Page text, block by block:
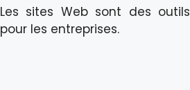
Les sites Web sont des
pour les entreprises.